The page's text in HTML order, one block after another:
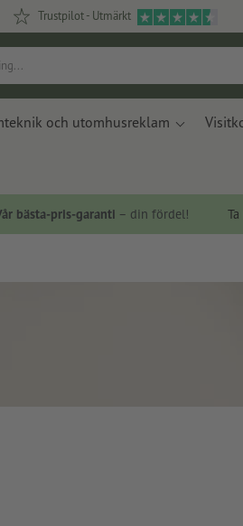
Trustpilot - Utmärkt
och utomhusreklam
bästa-pris-garanti – din fördel!